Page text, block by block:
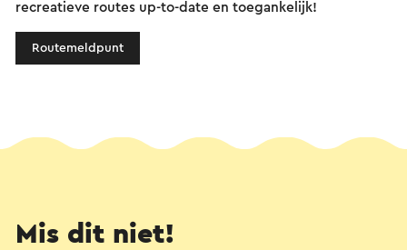
recreatieve routes up-to-date en toegankelijk!
Routemeldpunt
Mis dit niet!